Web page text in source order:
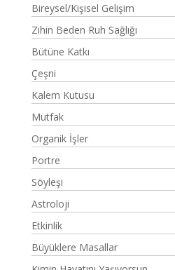
Bireysel/Kişisel Gelişim
Zihin Beden Ruh Sağlığı
Bütüne Katkı
Çeşni
Kalem Kutusu
Mutfak
Organik İşler
Portre
Söyleşi
Astroloji
Etkinlik
Büyüklere Masallar